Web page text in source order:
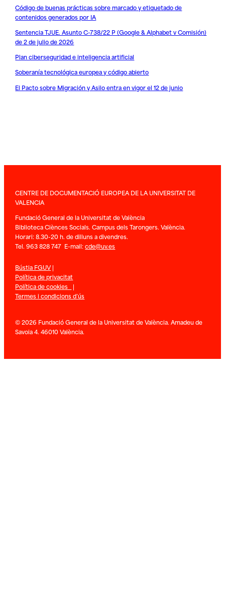
Código de buenas prácticas sobre marcado y etiquetado de
contenidos generados por IA
Sentencia TJUE. Asunto C-738/22 P (Google & Alphabet v Comisión)
de 2 de julio de 2026
Plan ciberseguridad e inteligencia artificial
Soberanía tecnológica europea y código abierto
El Pacto sobre Migración y Asilo entra en vigor el 12 de junio
CENTRE DE DOCUMENTACIÓ EUROPEA DE LA UNIVERSITAT DE
VALENCIA
Fundació General de la Universitat de València
Biblioteca Ciènces Socials. Campus dels Tarongers. València.
Horari: 8.30-20 h. de dilluns a divendres.
Tel. 963 828 747 E-mail:cde@uv.es
Bústia FGUV|
Política de privacitat
Política de cookies |
Termes i condicions d’ús
© 2026 Fundació General de la Universitat de València. Amadeu de
Savoia 4. 46010 València.